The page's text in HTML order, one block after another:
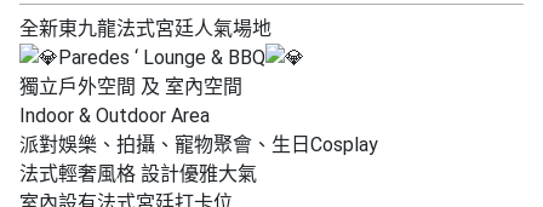
玩
樂
體
驗
手
作
全新東九龍法式宮廷人氣場地
Paredes ‘ Lounge & BBQ
獨立戶外空間 及 室內空間
Indoor & Outdoor Area
派對娛樂、拍攝、寵物聚會、生日Cosplay
法式輕奢風格 設計優雅大氣